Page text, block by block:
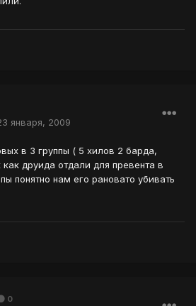
января, 2009
в 3 группы ( 5 хилов 2 барда,
друида отдали для превента в
понятно нам его рановато убивать
0